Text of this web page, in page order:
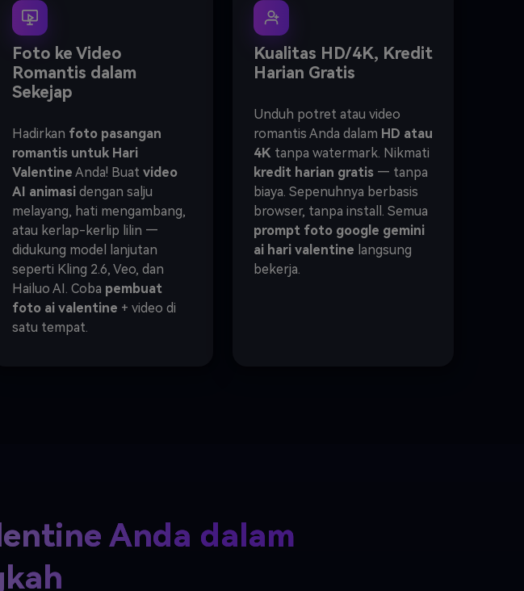
Foto ke Video
Romantis dalam
Sekejap
Hadirkan foto pasangan
romantis untuk Hari
Valentine Anda! Buat video
AI animasi dengan salju
melayang, hati mengambang,
atau kerlap-kerlip lilin —
didukung model lanjutan
seperti Kling 2.6, Veo, dan
Hailuo AI. Coba pembuat
foto ai valentine + video di
satu tempat.
Kualitas HD/4K, Kredit
Harian Gratis
Unduh potret atau video
romantis Anda dalam HD atau
4Ktanpa watermark. Nikmati
kredit harian gratis— tanpa
biaya. Sepenuhnya berbasis
browser, tanpa install. Semua
prompt foto google gemini
ai hari valentine langsung
bekerja.
Anda dalam